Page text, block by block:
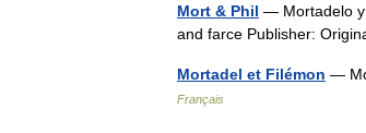
Mort & Phil — Mortadelo y
and farce Publisher:
Mortadel et Filémon —
Français